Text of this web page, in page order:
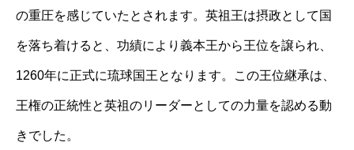
の重圧を感じていたとされます。英祖王は摂政として国
を落ち着けると、功績により義本王から王位を譲られ、
1260年に正式に琉球国王となります。この王位継承は、
王権の正統性と英祖のリーダーとしての力量を認める動
きでした。